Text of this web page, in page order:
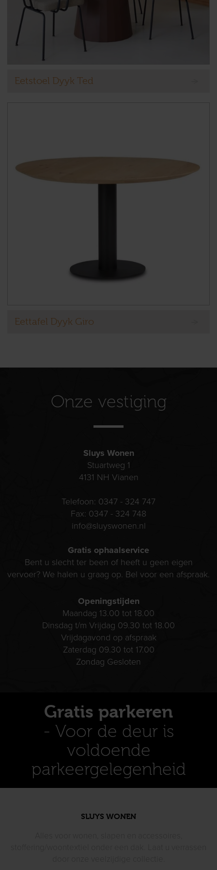
Eetstoel Dyyk Ted
Eettafel Dyyk Giro
Onze vestiging
Sluys Wonen
Stuartweg 1
4131 NH Vianen
Telefoon: 0347 - 324 747
Fax: 0347 - 324 748
info@sluyswonen.nl
Gratis ophaalservice
Bent u slecht ter been of heeft u geen eigen
vervoer? We halen u graag op. Bel voor een afspraak.
Openingstijden
Maandag 13.00 tot 18.00
Dinsdag t/m Vrijdag 09.30 tot 18.00
Vrijdagavond op afspraak
Zaterdag 09.30 tot 17.00
Zondag Gesloten
Gratis parkeren
- Voor de deur is
voldoende
parkeergelegenheid
SLUYS WONEN